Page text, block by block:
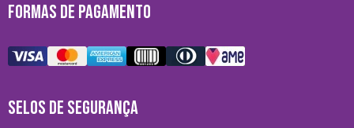
FORMAS DE PAGAMENTO
SELOS DE SEGURANÇA